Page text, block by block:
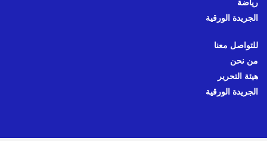
رياضة
الجريدة الورقية
للتواصل معنا
من نحن
هيئة التحرير
الجريدة الورقية